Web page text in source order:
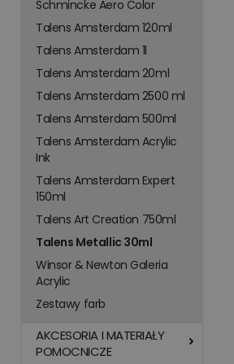
AKCESORIA I MATERIAŁY
POMOCNICZE
Schmincke Aero Color
Talens Amsterdam 120ml
Talens Amsterdam 1l
Talens Amsterdam 20ml
Talens Amsterdam 2500 ml
Talens Amsterdam 500ml
Talens Amsterdam Acrylic
Ink
Talens Amsterdam Expert
150ml
Talens Art Creation 750ml
Talens Metallic 30ml
Winsor & Newton Galeria
Acrylic
Zestawy farb